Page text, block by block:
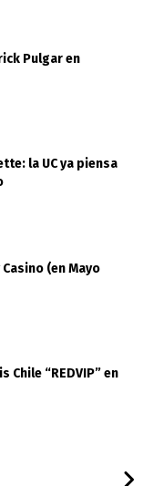
Pulgar en
la UC ya piensa
(en Mayo
“REDVIP” en